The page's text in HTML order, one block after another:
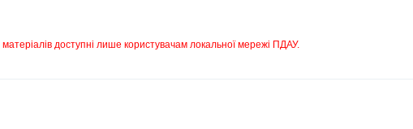
доступні лише користувачам локальної мережі ПДАУ.